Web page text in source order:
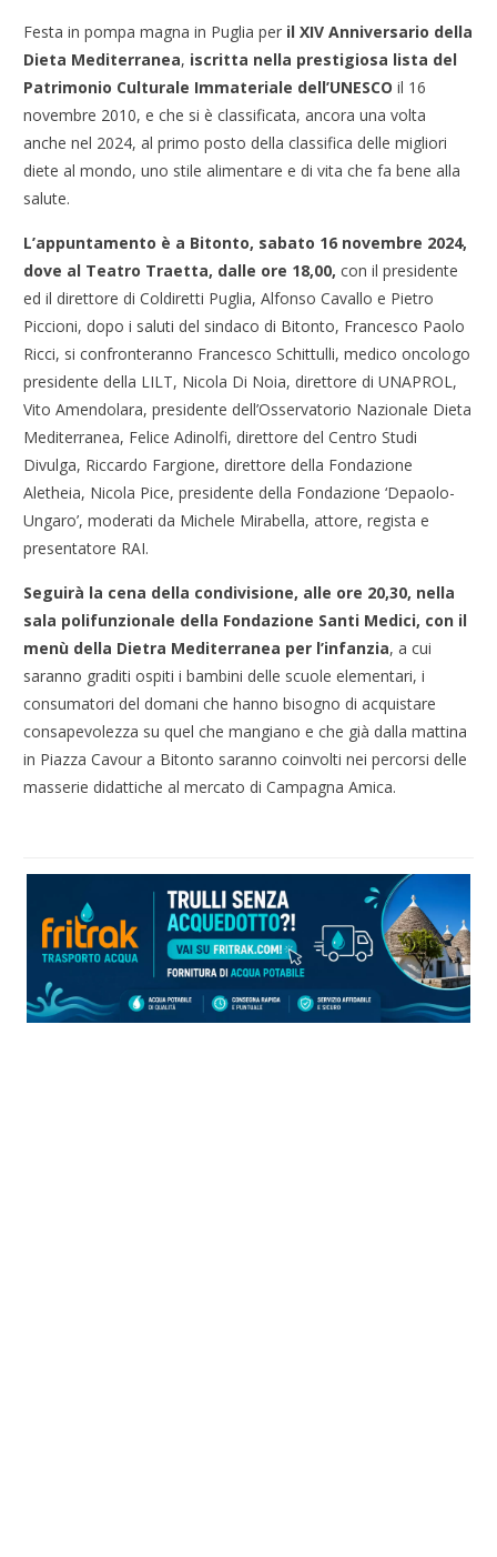
Festa in pompa magna in Puglia per il XIV Anniversario della
Dieta Mediterranea, iscritta nella prestigiosa lista del
Patrimonio Culturale Immateriale dell’UNESCO il 16
novembre 2010, e che si è classificata, ancora una volta
anche nel 2024, al primo posto della classifica delle migliori
diete al mondo, uno stile alimentare e di vita che fa bene alla
salute.
L’appuntamento è a Bitonto, sabato 16 novembre 2024,
dove al Teatro Traetta, dalle ore 18,00, con il presidente
ed il direttore di Coldiretti Puglia, Alfonso Cavallo e Pietro
Piccioni, dopo i saluti del sindaco di Bitonto, Francesco Paolo
Ricci, si confronteranno Francesco Schittulli, medico oncologo
presidente della LILT, Nicola Di Noia, direttore di UNAPROL,
Vito Amendolara, presidente dell’Osservatorio Nazionale Dieta
Mediterranea, Felice Adinolfi, direttore del Centro Studi
Divulga, Riccardo Fargione, direttore della Fondazione
Aletheia, Nicola Pice, presidente della Fondazione ‘Depaolo-
Ungaro’, moderati da Michele Mirabella, attore, regista e
presentatore RAI.
Seguirà la cena della condivisione, alle ore 20,30, nella
sala polifunzionale della Fondazione Santi Medici, con il
menù della Dietra Mediterranea per l’infanzia, a cui
saranno graditi ospiti i bambini delle scuole elementari, i
consumatori del domani che hanno bisogno di acquistare
consapevolezza su quel che mangiano e che già dalla mattina
in Piazza Cavour a Bitonto saranno coinvolti nei percorsi delle
masserie didattiche al mercato di Campagna Amica.